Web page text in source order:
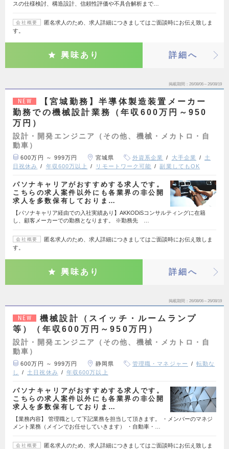
スの仕様検討、構造設計、信頼性評価や不具合解析まで…
会社概要
匿名求人のため、求人詳細につきましてはご面談時にお伝え致しま
す。
興味あり 詳細へ
掲載期間 26/08/06～26/08/19
NEW
【宮城勤務】半導体製造装置メーカー
勤務での機械設計業務（年収600万円～950
万円）
設計・開発エンジニア（その他、機械・メカトロ・自
動車）
600万円 ～ 999万円 宮城県 外資系企業 大手企業
土
日祝休み
年収600万以上 リモートワーク可能 副業してもOK
パソナキャリアがおすすめする求人です。
こちらの求人案件以外にも各業界の非公開
求人を多数保有しておりま…
【パソナキャリア経由での入社実績あり】AKKODiSコンサルティングに在籍
し、顧客メーカーでの勤務となります。 ※勤務先 …
会社概要
匿名求人のため、求人詳細につきましてはご面談時にお伝え致しま
す。
興味あり 詳細へ
掲載期間 26/08/06～26/08/19
NEW
機械設計（スイッチ・ルームランプ
等）（年収600万円～950万円）
設計・開発エンジニア（その他、機械・メカトロ・自
動車）
600万円 ～ 999万円 静岡県 管理職・マネジャー
転勤な
し
土日祝休み 年収600万以上
パソナキャリアがおすすめする求人です。
こちらの求人案件以外にも各業界の非公開
求人を多数保有しておりま…
【業務内容】 管理職として下記業務を担当して頂きます。 ・メンバーのマネジ
メント業務（メインでお任せしていきます） ・自動車・…
会社概要
匿名求人のため、求人詳細につきましてはご面談時にお伝え致しま